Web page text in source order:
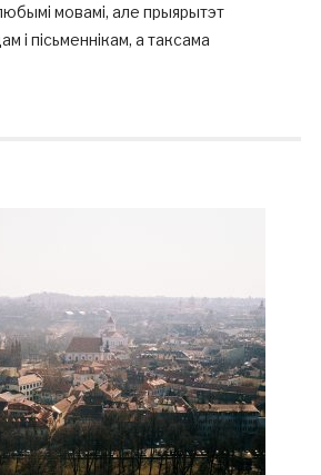
мовамі, але прыярытэт
і пісьменнікам, а таксама